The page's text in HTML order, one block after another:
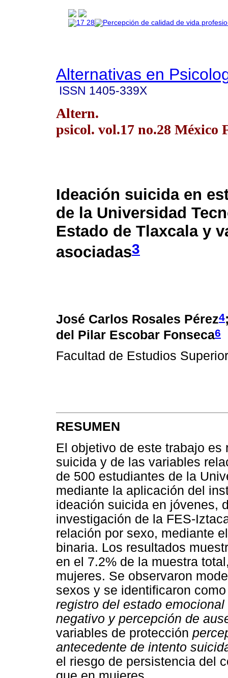
Alternativas en
ISSN 1405-339X
Altern.
psicol. vol.17 no.28 México
Ideación suicida en
de la Universidad
Estado de Tlaxcala y
asociadas3
José Carlos Rosales Pérez4
del Pilar Escobar Fonseca6
Facultad de Estudios
RESUMEN
El objetivo de este trabajo
suicida y de las variables
de 500 estudiantes de la
mediante la aplicación del
ideación suicida en jóvenes,
investigación de la FES-
relación por sexo, mediante
binaria. Los resultados
en el 7.2% de la muestra
mujeres. Se observaron
sexos y se identificaron
registro del estado
negativo y percepción de
variables de protección
antecedente de intento
el riesgo de persistencia del